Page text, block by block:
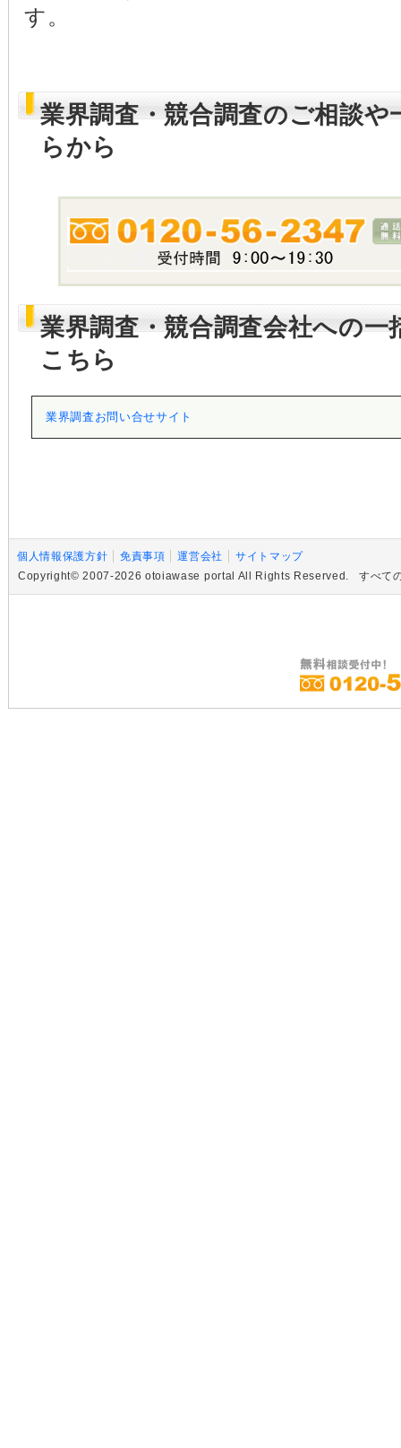
す。
業界調査・競合調査のご相談
らから
業界調査・競合調査会社への
こちら
業界調査お問い合せサイト
個人情報保護方針 免責事項 運営会社
サイトマップ
Copyright© 2007-2026 otoiawase portal All Rights Reserved. すべての